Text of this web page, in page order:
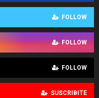
FOLLOW
FOLLOW
FOLLOW
SUSCRIBITE